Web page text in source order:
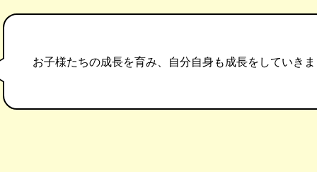
お子様たちの成長を育み、自分自身も成長をしていき